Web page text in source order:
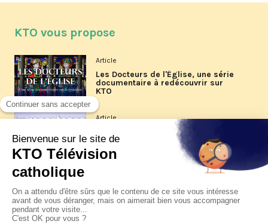
KTO vous propose
Article
Les Docteurs de l'Église, une série
documentaire à redécouvrir sur
KTO
Article
Les reportages d'été 2026 de KTO
La visite pastorale du pape Léon
XIV à Assise à suivre sur KTO le
jeudi 6 août